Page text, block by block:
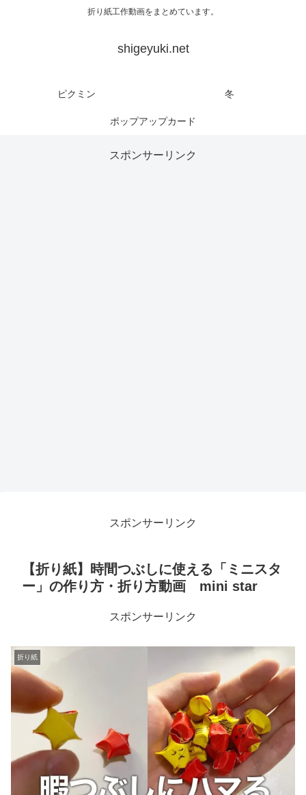
折り紙工作動画をまとめています。
shigeyuki.net
ピクミン 冬
ポップアップカード
スポンサーリンク
スポンサーリンク
【折り紙】時間つぶしに使える「ミニスタ
ー」の作り方・折り方動画 mini star
スポンサーリンク
折り紙